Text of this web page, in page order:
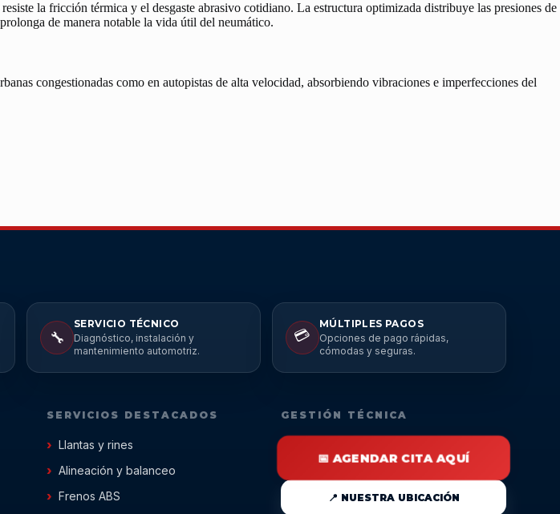
la fricción térmica y el desgaste abrasivo cotidiano. La estructura optimizada distribuye las presiones de
de manera notable la vida útil del neumático.
congestionadas como en autopistas de alta velocidad, absorbiendo vibraciones e imperfecciones del
🔧
SERVICIO TÉCNICO
Diagnóstico, instalación y
mantenimiento automotriz.
💳
MÚLTIPLES PAGOS
Opciones de pago rápidas,
cómodas y seguras.
SERVICIOS DESTACADOS
Llantas y rines
Alineación y balanceo
Frenos ABS
GESTIÓN TÉCNICA
📅 AGENDAR CITA AQUÍ
📍 NUESTRA UBICACIÓN